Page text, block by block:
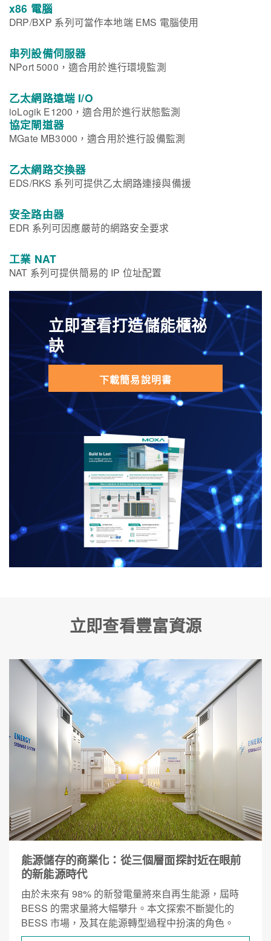
x86 電腦
DRP/BXP 系列可當作本地端 EMS 電腦使用
串列設備伺服器
NPort 5000，適合用於進行環境監測
乙太網路遠端 I/O
ioLogik E1200，適合用於進行狀態監測
協定閘道器
MGate MB3000，適合用於進行設備監測
乙太網路交換器
EDS/RKS 系列可提供乙太網路連接與備援
安全路由器
EDR 系列可因應嚴苛的網路安全要求
工業 NAT
NAT 系列可提供簡易的 IP 位址配置
立即查看打造儲能櫃祕
訣
下載簡易說明書
立即查看豐富資源
能源儲存的商業化：從三個層面探討近在眼前
的新能源時代
由於未來有 98% 的新發電量將來自再生能源，屆時
BESS 的需求量將大幅攀升。本文探索不斷變化的
BESS 市場，及其在能源轉型過程中扮演的角色。